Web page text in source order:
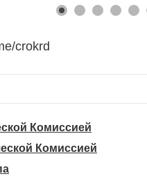
crokrd
Комиссией
Комиссией